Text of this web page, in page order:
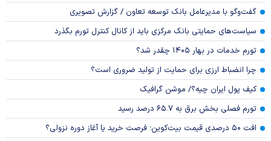
گفت‌وگو با مدیرعامل بانک توسعه تعاون / گزارش تصویری
سیاست‌های حمایتی بانک مرکزی باید از کانال کنترل تورم بگذرد
تورم خدمات در بهار ۱۴۰۵ چقدر شد؟
چرا انضباط ارزی برای حمایت از تولید ضروری است؟
کیف پول ایران چیه؟/ موشن گرافیک
تورم فصلی بخش برق به ۶۵.۷ درصد رسید
افت ۵۰ درصدی قیمت بیت‌کوین؛ فرصت خرید یا آغاز دوره نزولی؟